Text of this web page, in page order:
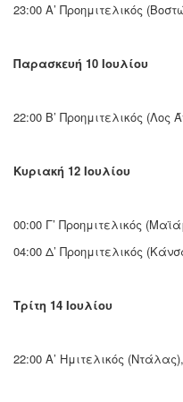
23:00 Α’ Προημιτελικός
Παρασκευή 10 Ιουλίου
22:00 Β’ Προημιτελικός (Λος
Κυριακή 12 Ιουλίου
00:00 Γ’ Προημιτελικός
04:00 Δ’ Προημιτελικός
Τρίτη 14 Ιουλίου
22:00 Α’ Ημιτελικός